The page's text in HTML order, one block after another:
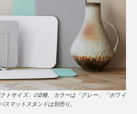
トサイズ」の2種、カラーは「グレー」「ホワイ
スマットスタンドは別売り。